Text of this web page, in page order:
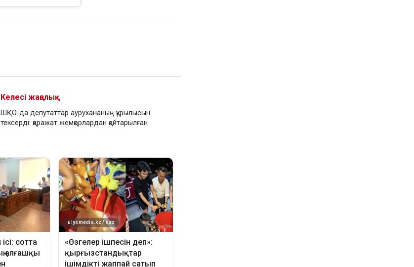
Келесі жаңалық
ШҚО-да депутаттар аурухананың құрылысын
тексерді: қаражат жемқорлардан қайтарылған